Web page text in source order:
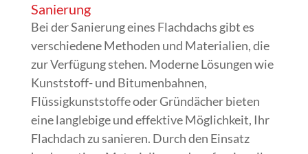
Sanierung
Bei der Sanierung eines Flachdachs gibt es
verschiedene Methoden und Materialien, die
zur Verfügung stehen. Moderne Lösungen wie
Kunststoff- und Bitumenbahnen,
Flüssigkunststoffe oder Gründächer bieten
eine langlebige und effektive Möglichkeit, Ihr
Flachdach zu sanieren. Durch den Einsatz